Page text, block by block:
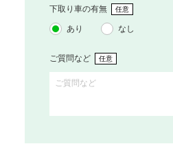
下取り車の有無 任意
あり なし
ご質問など 任意